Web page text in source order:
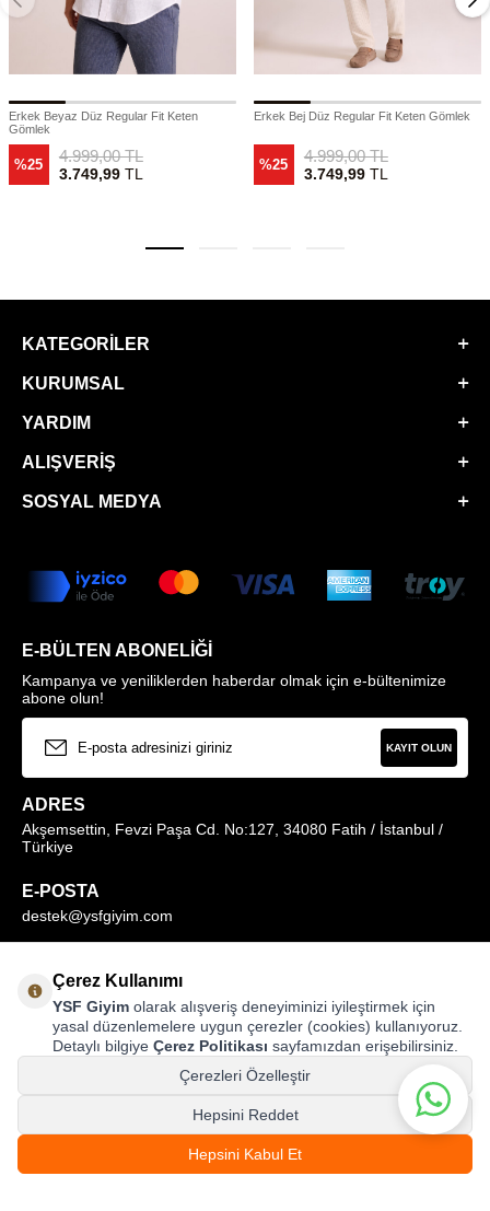
3.749,99TL
Erkek Beyaz Düz Regular Fit Keten
Gömlek
%25 4.999,00TL
3.749,99TL
Erkek Bej Düz Regular Fit Keten Gömlek
%25 4.999,00TL
3.749,99TL
KATEGORILER
KURUMSAL
YARDIM
ALIŞVERIŞ
SOSYAL MEDYA
E-BÜLTEN ABONELIĞI
Kampanya ve yeniliklerden haberdar olmak için e-bültenimize
abone olun!
KAYIT OLUN
ADRES
Akşemsettin, Fevzi Paşa Cd. No:127, 34080 Fatih / İstanbul /
Türkiye
E-POSTA
destek@ysfgiyim.com
0850 259 1373
MAĞAZALARIMIZ
© ysfgiyim.com | Tüm Hakları Saklıdır.
Çerez Kullanımı
YSF Giyim olarak alışveriş deneyiminizi iyileştirmek için
yasal düzenlemelere uygun çerezler (cookies) kullanıyoruz.
Detaylı bilgiye Çerez Politikası sayfamızdan erişebilirsiniz.
Çerezleri Özelleştir
Hepsini Reddet
Hepsini Kabul Et